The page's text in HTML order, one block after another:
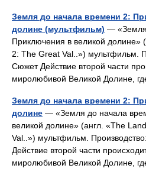
Земля до начала времени 2:
долине (мультфильм) — «Земля
Приключения в великой долине»
2: The Great Val..») мультфильм.
Сюжет Действие второй части
миролюбивой Великой Долине,
Земля до начала времени 2:
долине — «Земля до начала
великой долине» (англ. «The
Val..») мультфильм.
Действие второй части
миролюбивой Великой Долине,